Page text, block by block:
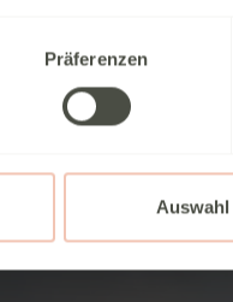
Präferenzen